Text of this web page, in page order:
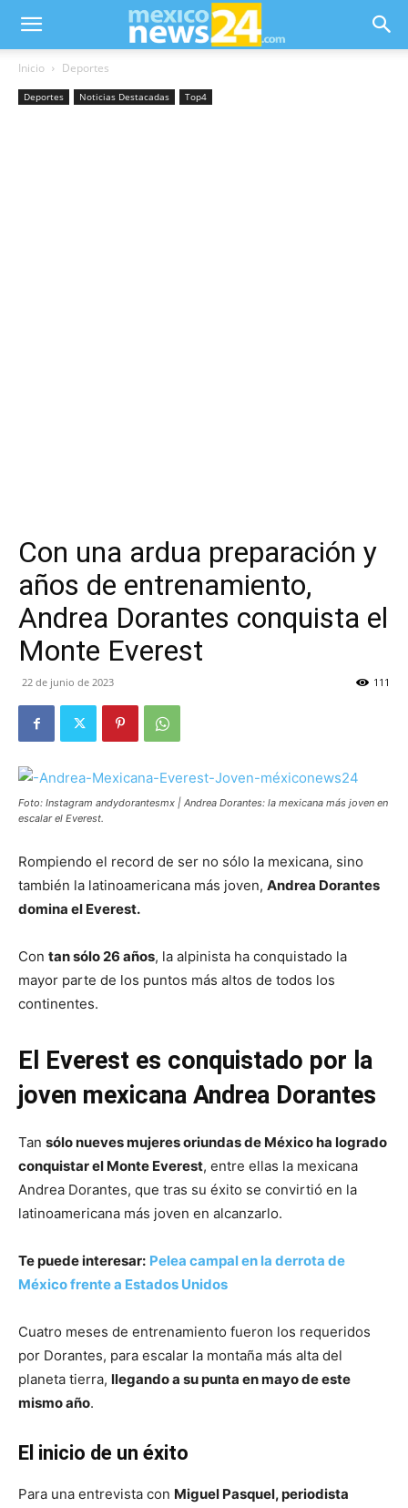
Inicio Deportes
Deportes Noticias Destacadas Top4
Con una ardua preparación y
años de entrenamiento,
Andrea Dorantes conquista el
Monte Everest
22 de junio de 2023 111
Foto: Instagram andydorantesmx | Andrea Dorantes: la mexicana más joven en
escalar el Everest.
Rompiendo el record de ser no sólo la mexicana, sino
también la latinoamericana más joven, Andrea Dorantes
domina el Everest.
Con tan sólo 26 años, la alpinista ha conquistado la
mayor parte de los puntos más altos de todos los
continentes.
El Everest es conquistado por la
joven mexicana Andrea Dorantes
Tan sólo nueves mujeres oriundas de México ha logrado
conquistar el Monte Everest, entre ellas la mexicana
Andrea Dorantes, que tras su éxito se convirtió en la
latinoamericana más joven en alcanzarlo.
Te puede interesar: Pelea campal en la derrota de
México frente a Estados Unidos
Cuatro meses de entrenamiento fueron los requeridos
por Dorantes, para escalar la montaña más alta del
planeta tierra, llegando a su punta en mayo de este
mismo año.
El inicio de un éxito
Para una entrevista con Miguel Pasquel, periodista